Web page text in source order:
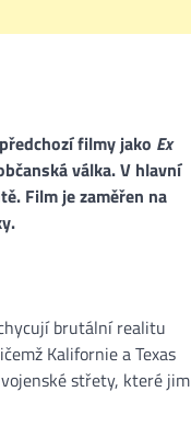
filmy jako Ex
válka. V hlavní
Film je zaměřen na
brutální realitu
Kalifornie a Texas
střety, které jim